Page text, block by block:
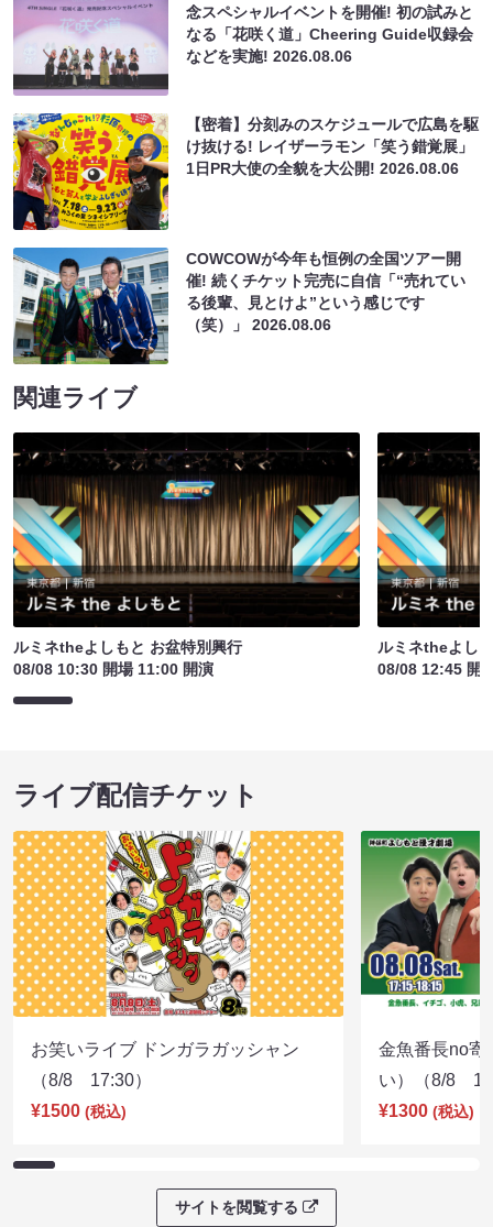
念スペシャルイベントを開催! 初の試みと
なる「花咲く道」Cheering Guide収録会
などを実施!2026.08.06
【密着】分刻みのスケジュールで広島を駆
け抜ける! レイザーラモン「笑う錯覚展」
1日PR大使の全貌を大公開!2026.08.06
COWCOWが今年も恒例の全国ツアー開
催! 続くチケット完売に自信「“売れてい
る後輩、見とけよ”という感じです
（笑）」2026.08.06
関連ライブ
ルミネtheよしもと お盆特別興行
08/08 10:30 開場 11:00 開演
ルミネtheよし
08/08 12:45 開
ライブ配信チケット
お笑いライブ ドンガラガッシャン
（8/8 17:30）
¥1500 (税込)
金魚番長no寄
い）（8/8
¥1300 (税込)
サイトを閲覧する